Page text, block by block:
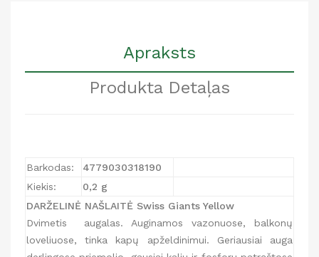
Apraksts
Produkta Detaļas
Barkodas:
4779030318190
Kiekis:
0,2 g
DARŽELINĖ NAŠLAITĖ Swiss Giants Yellow
Dvimetis augalas. Auginamos vazonuose, balkonų
loveliuose, tinka kapų apželdinimui. Geriausiai auga